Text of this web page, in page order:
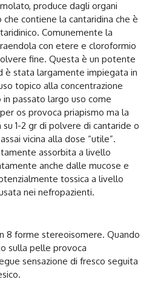
produce dagli organi
contiene la cantaridina che è
Comunemente la
con etere e cloroformio
fine. Questa è un potente
è stata largamente impiegata in
topico alla concentrazione
passato largo uso come
os provoca priapismo ma la
1-2 gr di polvere di cantaride o
vicina alla dose “utile”.
assorbita a livello
anche dalle mucose e
tossica a livello
nei nefropazienti.
8 forme stereoisomere. Quando
sulla pelle provoca
sensazione di fresco seguita